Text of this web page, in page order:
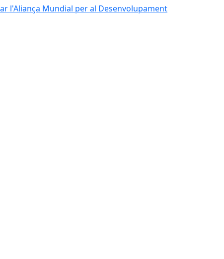
l'Aliança Mundial per al Desenvolupament